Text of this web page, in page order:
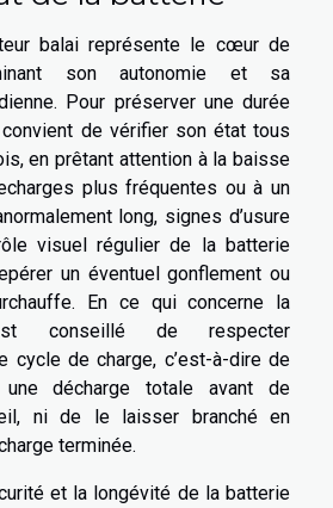
balai représente le cœur de
son autonomie et sa
Pour préserver une durée
de vérifier son état tous
en prêtant attention à la baisse
plus fréquentes ou à un
long, signes d’usure
visuel régulier de la batterie
un éventuel gonflement ou
En ce qui concerne la
conseillé de respecter
cycle de charge, c’est-à-dire de
décharge totale avant de
ni de le laisser branché en
terminée.
et la longévité de la batterie